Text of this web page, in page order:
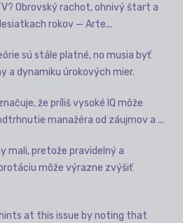
Obrovský rachot, ohnivý štart a
rokov — Arte...
sú stále platné, no musia byť
a dynamiku úrokových mier.
že príliš vysoké IQ môže
manažéra od záujmov a ...
mali, pretože pravidelný a
môže výrazne zvýšiť
at this issue by noting that